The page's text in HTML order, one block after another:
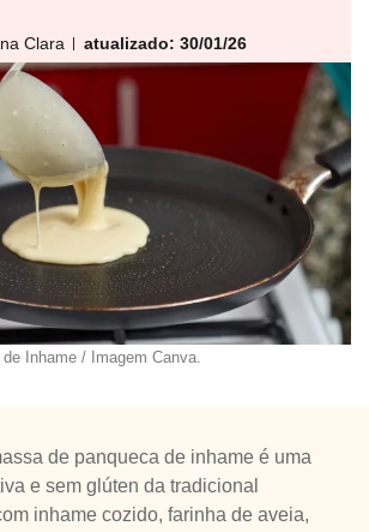
Clara atualizado: 30/01/26
Inhame / Imagem Canva.
de panqueca de inhame é uma
e sem glúten da tradicional
inhame cozido, farinha de aveia,